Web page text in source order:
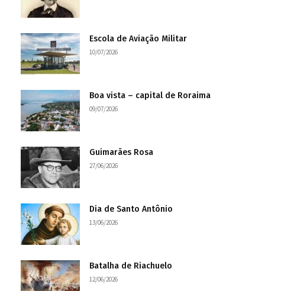
Escola de Aviação Militar
10/07/2026
Boa vista – capital de Roraima
09/07/2026
Guimarães Rosa
27/06/2026
Dia de Santo Antônio
13/06/2026
Batalha de Riachuelo
12/06/2026